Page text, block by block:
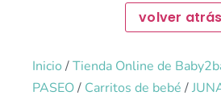
Inicio /Tienda Online de
PASEO/ Carritos de bebé /